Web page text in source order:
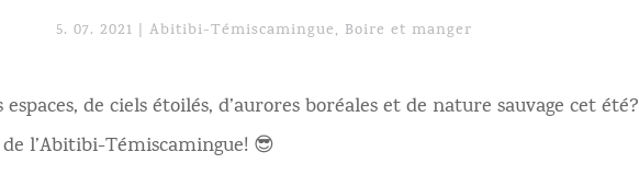
5. 07. 2021 Abitibi-Témiscamingue, Boire et manger
de ciels étoilés, d’aurores boréales et de nature sauvage cet été?
l’Abitibi-Témiscamingue! 😎